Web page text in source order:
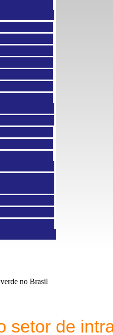
no Brasil
setor de